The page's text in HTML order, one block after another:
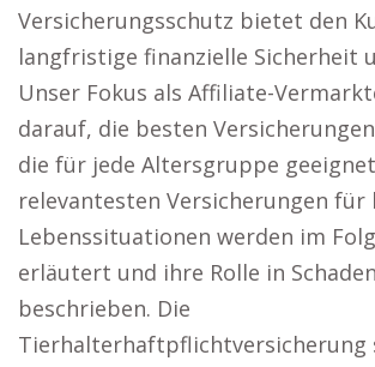
Versicherungsschutz bietet den
langfristige finanzielle Sicherheit
Unser Fokus als Affiliate-
darauf, die besten
die für jede Altersgruppe
relevantesten Versicherungen
Lebenssituationen werden im
erläutert und ihre Rolle in
beschrieben. Die